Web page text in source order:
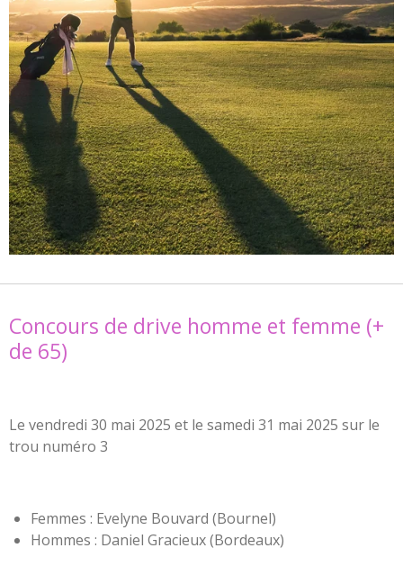
Concours de drive homme et femme (+
de 65)
Le vendredi 30 mai 2025 et le samedi 31 mai 2025 sur le
trou numéro 3
Femmes : Evelyne Bouvard (Bournel)
Hommes : Daniel Gracieux (Bordeaux)